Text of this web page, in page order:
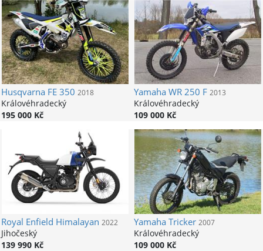
HusqvarnaFE 350 2018
Královéhradecký
195 000 Kč
YamahaWR 250 F 2013
Královéhradecký
109 000 Kč
Royal Enfield Himalayan 2022
Jihočeský
139 990 Kč
YamahaTricker 2007
Královéhradecký
109 000 Kč